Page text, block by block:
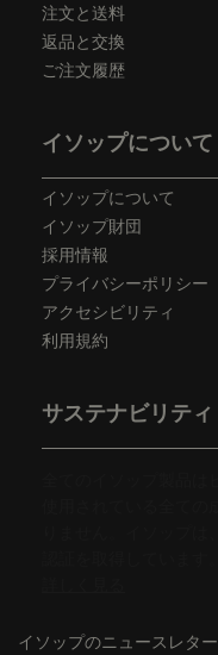
注文と送料
返品と交換
ご注文履歴
イソップについて
イソップについて
イソップ財団
採用情報
プライバシーポリシー
アクセシビリティ
利用規約
サステナビリティ
イソップのニュースレタ